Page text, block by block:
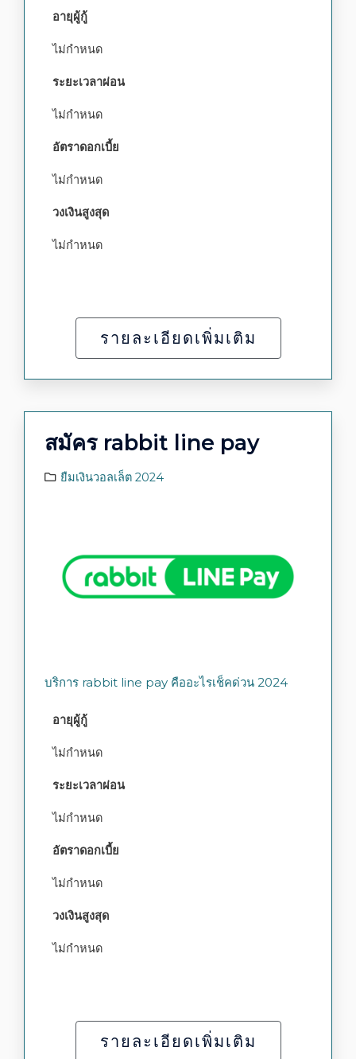
อายุผู้กู้
ไม่กำหนด
ระยะเวลาผ่อน
ไม่กำหนด
อัตราดอกเบี้ย
ไม่กำหนด
วงเงินสูงสุด
ไม่กำหนด
รายละเอียดเพิ่มเติม
สมัคร rabbit line pay
ยืมเงินวอลเล็ต 2024
บริการ rabbit line pay คืออะไรเช็คด่วน 2024
อายุผู้กู้
ไม่กำหนด
ระยะเวลาผ่อน
ไม่กำหนด
อัตราดอกเบี้ย
ไม่กำหนด
วงเงินสูงสุด
ไม่กำหนด
รายละเอียดเพิ่มเติม